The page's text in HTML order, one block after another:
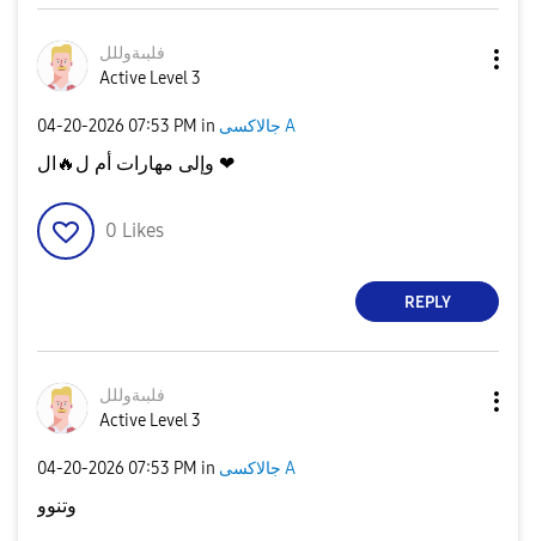
فلبىةوللل
Active Level 3
‎04-20-2026 07:53 PM in جالاكسى A
وإلى مهارات أم ل 🔥 ال ❤
0 Likes
REPLY
فلبىةوللل
Active Level 3
‎04-20-2026 07:53 PM in جالاكسى A
وتنوو